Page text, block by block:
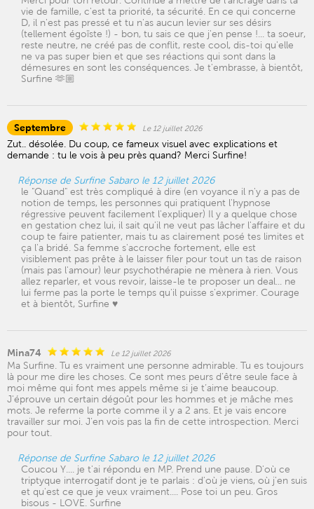
vie de famille, c'est ta priorité, ta sécurité. En ce qui concerne
D, il n'est pas pressé et tu n'as aucun levier sur ses désirs
(tellement égoïste !) - bon, tu sais ce que j'en pense !... ta soeur,
reste neutre, ne créé pas de conflit, reste cool, dis-toi qu'elle
ne va pas super bien et que ses réactions qui sont dans la
démesures en sont les conséquences. Je t'embrasse, à bientôt,
Surfine 🫶🏼
Septembre Le 12 juillet 2026
Zut.. désolée. Du coup, ce fameux visuel avec explications et
demande : tu le vois à peu près quand? Merci Surfine!
Réponse de Surfine Sabaro le 12 juillet 2026
le "Quand" est très compliqué à dire (en voyance il n'y a pas de
notion de temps, les personnes qui pratiquent l'hypnose
régressive peuvent facilement l'expliquer) Il y a quelque chose
en gestation chez lui, il sait qu'il ne veut pas lâcher l'affaire et du
coup te faire patienter, mais tu as clairement posé tes limites et
ça l'a bridé. Sa femme s'accroche fortement, elle est
visiblement pas prête à le laisser filer pour tout un tas de raison
(mais pas l'amour) leur psychothérapie ne mènera à rien. Vous
allez reparler, et vous revoir, laisse-le te proposer un deal... ne
lui ferme pas la porte le temps qu'il puisse s'exprimer. Courage
et à bientôt, Surfine ♥️
Mina74 Le 12 juillet 2026
Ma Surfine. Tu es vraiment une personne admirable. Tu es toujours
là pour me dire les choses. Ce sont mes peurs d’être seule face à
moi même qui font mes appels même si je t’aime beaucoup.
J'éprouve un certain dégoût pour les hommes et je mâche mes
mots. Je referme la porte comme il y a 2 ans. Et je vais encore
travailler sur moi. J’en vois pas la fin de cette introspection. Merci
pour tout.
Réponse de Surfine Sabaro le 12 juillet 2026
Coucou Y.... je t'ai répondu en MP. Prend une pause. D'où ce
triptyque interrogatif dont je te parlais : d'où je viens, où j'en suis
et qu'est ce que je veux vraiment.... Pose toi un peu. Gros
bisous - LOVE. Surfine